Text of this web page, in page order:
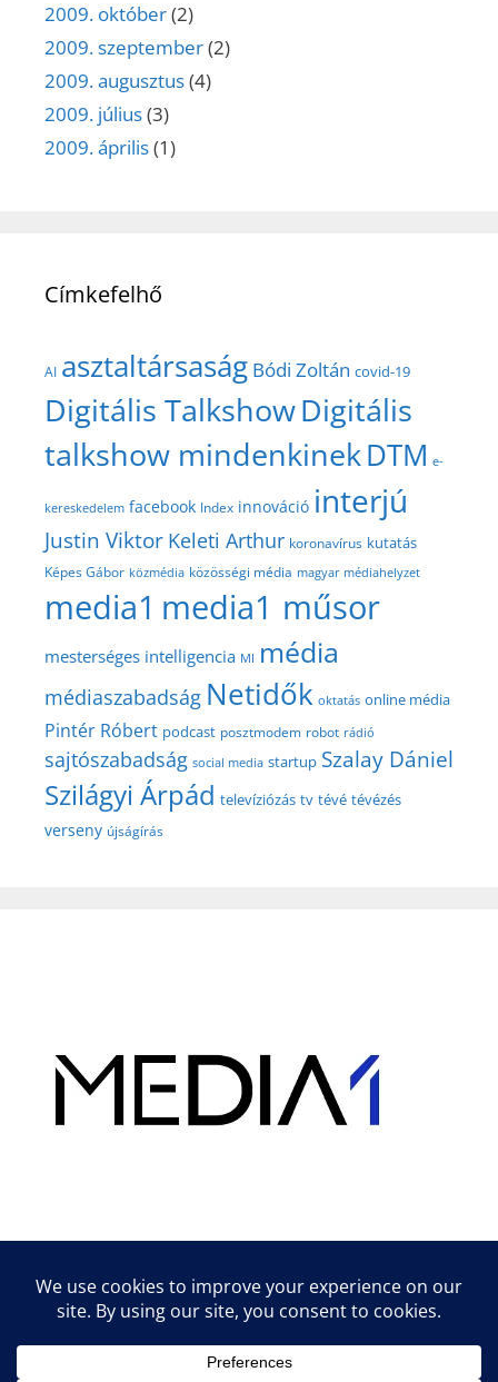
2009. október(2)
2009. szeptember(2)
2009. augusztus(4)
2009. július(3)
2009. április(1)
Címkefelhő
AI asztaltársaság Bódi Zoltán covid-19
Digitális TalkshowDigitális
talkshow mindenkinekDTM e-
kereskedelem facebook Index innováció interjú
Justin Viktor Keleti Arthur koronavírus kutatás
Képes Gábor közmédia közösségi média magyar médiahelyzet
media1 media1 műsor
mesterséges intelligencia MI média
médiaszabadság Netidők oktatás online média
Pintér Róbert podcast posztmodem robot rádió
sajtószabadság social media startup Szalay Dániel
Szilágyi Árpád televíziózás tv tévé tévézés
verseny újságírás
Lifestyle tippek & trükkök